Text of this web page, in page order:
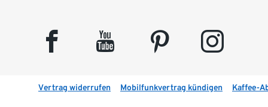
facebook youtube pinterest instagram
Vertrag widerrufen Mobilfunkvertrag kündigen Kaffee-